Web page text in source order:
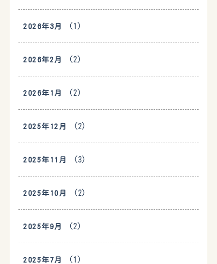
2026年3月 (1)
2026年2月 (2)
2026年1月 (2)
2025年12月 (2)
2025年11月 (3)
2025年10月 (2)
2025年9月 (2)
2025年7月 (1)